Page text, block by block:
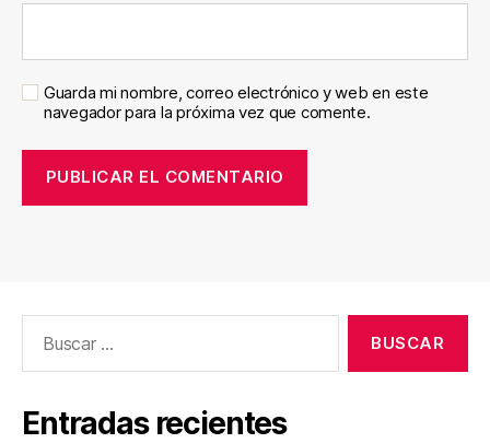
Guarda mi nombre, correo electrónico y web en este
navegador para la próxima vez que comente.
Entradas recientes